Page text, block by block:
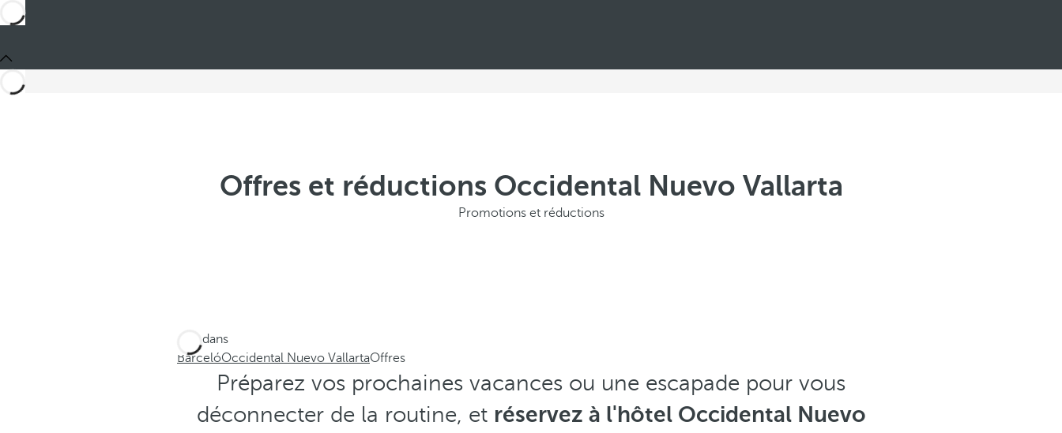
Offres et réductions Occidental Nuevo Vallarta
Promotions et réductions
Ces dans
BarcelóOccidental Nuevo VallartaOffres
Préparez vos prochaines vacances ou une escapade pour vous
déconnecter de la routine, et réservez à l'hôtel Occidental Nuevo